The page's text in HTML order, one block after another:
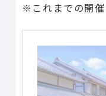
※これまでの開催